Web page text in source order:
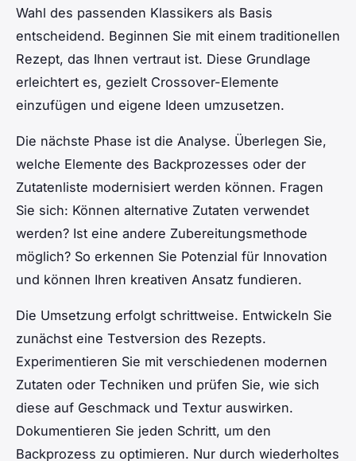
Wahl des passenden Klassikers als Basis
entscheidend. Beginnen Sie mit einem traditionellen
Rezept, das Ihnen vertraut ist. Diese Grundlage
erleichtert es, gezielt Crossover-Elemente
einzufügen und eigene Ideen umzusetzen.
Die nächste Phase ist die Analyse. Überlegen Sie,
welche Elemente des Backprozesses oder der
Zutatenliste modernisiert werden können. Fragen
Sie sich: Können alternative Zutaten verwendet
werden? Ist eine andere Zubereitungsmethode
möglich? So erkennen Sie Potenzial für Innovation
und können Ihren kreativen Ansatz fundieren.
Die Umsetzung erfolgt schrittweise. Entwickeln Sie
zunächst eine Testversion des Rezepts.
Experimentieren Sie mit verschiedenen modernen
Zutaten oder Techniken und prüfen Sie, wie sich
diese auf Geschmack und Textur auswirken.
Dokumentieren Sie jeden Schritt, um den
Backprozess zu optimieren. Nur durch wiederholtes